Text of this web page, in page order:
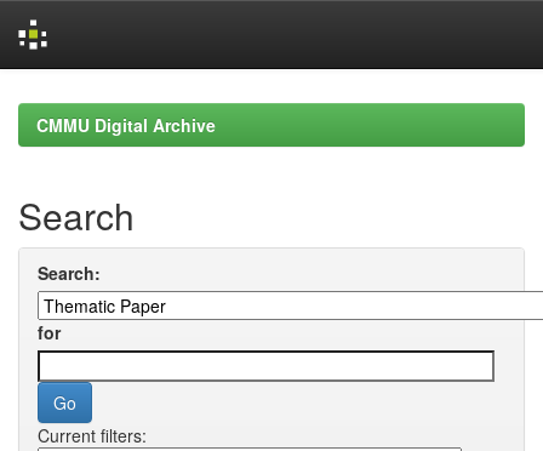
navigationCMMU Digital Archive
Search
Search:
for
Current filters: